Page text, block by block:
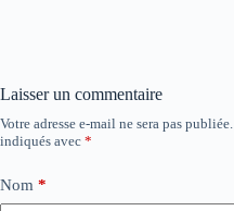
Laisser un commentaire
Votre adresse e-mail ne sera pas publiée.
indiqués avec *
Nom *